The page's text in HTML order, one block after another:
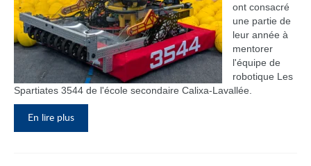
ont consacré
une partie de
leur année à
mentorer
l'équipe de
robotique Les
Spartiates 3544 de l'école secondaire Calixa-Lavallée.
En lire plus